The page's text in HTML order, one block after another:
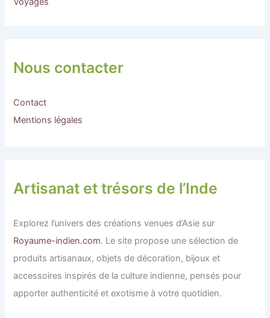
Nous contacter
Contact
Mentions légales
Artisanat et trésors de l’Inde
Explorez l’univers des créations venues d’Asie sur
Royaume-indien.com. Le site propose une sélection de
produits artisanaux, objets de décoration, bijoux et
accessoires inspirés de la culture indienne, pensés pour
apporter authenticité et exotisme à votre quotidien.